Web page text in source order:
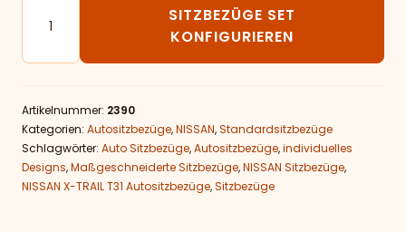
SITZBEZÜGE SET
KONFIGURIEREN
Artikelnummer: 2390
Kategorien: Autositzbezüge,NISSAN,Standardsitzbezüge
Schlagwörter: Auto Sitzbezüge,Autositzbezüge,individuelles
Designs,Maßgeschneiderte Sitzbezüge,NISSAN Sitzbezüge,
NISSAN X-TRAIL T31 Autositzbezüge,Sitzbezüge